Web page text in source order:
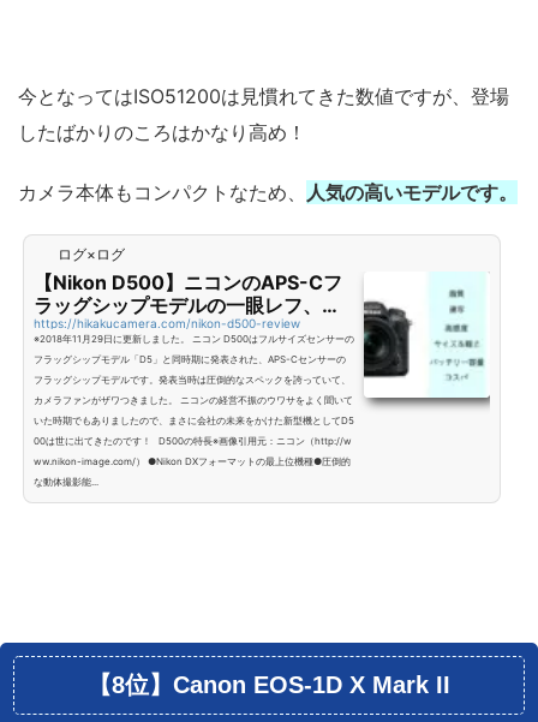
今となってはISO51200は見慣れてきた数値ですが、登場
したばかりのころはかなり高め！
カメラ本体もコンパクトなため、 人気の高いモデルです。
ログ×ログ
【Nikon D500】ニコンのAPS-Cフ
ラッグシップモデルの一眼レフ、そ
の特徴とレビュー！
https://hikakucamera.com/nikon-d500-review
※2018年11月29日に更新しました。 ニコン D500はフルサイズセンサーの
フラッグシップモデル「D5」と同時期に発表された、APS-Cセンサーの
フラッグシップモデルです。発表当時は圧倒的なスペックを誇っていて、
カメラファンがザワつきました。 ニコンの経営不振のウワサをよく聞いて
いた時期でもありましたので、まさに会社の未来をかけた新型機としてD5
00は世に出てきたのです！ D500の特長※画像引用元：ニコン（http://w
ww.nikon-image.com/） ●Nikon DXフォーマットの最上位機種●圧倒的
な動体撮影能...
【8位】Canon EOS-1D X Mark II